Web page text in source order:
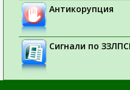
Антикорупция
Сигнали по